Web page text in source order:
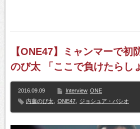
【ONE47】ミャンマーで初
のび太 「ここで負けたらし
2016.09.09 Interview ONE
内藤のび太
ONE47 ジョシュア・パシオ